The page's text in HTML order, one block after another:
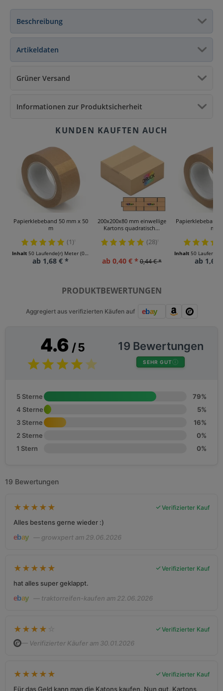
Beschreibung
Artikeldaten
Grüner Versand
Informationen zur Produktsicherheit
Papierklebeband 50 mm x 50
m
(1)¹
Inhalt 50 Laufende(r) Meter (0,03 € * / 1 Laufende(r) Meter)
ab 1,68 € *
200x200x80 mm einwellige
Kartons quadratisch...
(28)¹
ab 0,40 € * 0,44 € *
Papierklebeband
m
Inhalt50
ab 1,68
PRODUKTBEWERTUNGEN
Aggregiert aus verifizierten Käufen auf
4.6 / 5 19 Bewertungen
SEHR GUT
5 Sterne
79%
4 Sterne
5%
3 Sterne
16%
2 Sterne
0%
1 Stern
0%
19 Bewertungen
★ ★ ★ ★ ★ Verifizierter Kauf
Alles bestens gerne wieder :)
— growxpert am 29.06.2026
★ ★ ★ ★ ★ Verifizierter Kauf
hat alles super geklappt.
— traktorreifen-kaufen am 22.06.2026
★ ★ ★ ★ Verifizierter Kauf
— Verifizierter Käufer am 30.01.2026
★ ★ ★ ★ ★ Verifizierter Kauf
Für das Geld kann man die Katons kaufen. Nun gut, Kartons